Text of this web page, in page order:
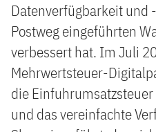
Datenverfügbarkeit und
Postweg eingeführten
verbessert hat. Im Juli
Mehrwertsteuer-
die
und das vereinfachte